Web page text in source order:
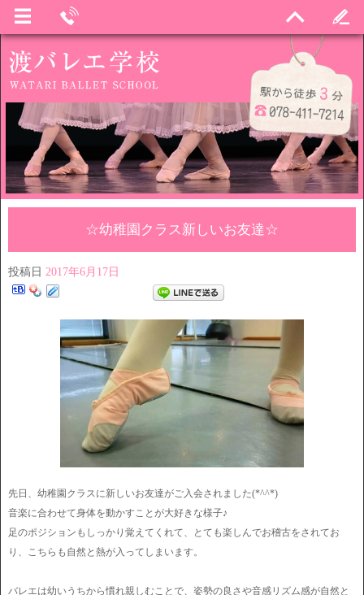
☆幼稚園クラス新しいお友達☆
投稿日 2017年6月17日
先日、幼稚園クラスに新しいお友達がご入会されました(*^^*)
音楽に合わせて身体を動かすことが大好きな様子♪
足のポジションもしっかり覚えてくれて、とても楽しんでお稽古をされてお
り、こちらも自然と熱が入ってしまいます。
バレエは幼いうちから慣れ親しむことで、姿勢の良さや音感リズム感が自然と